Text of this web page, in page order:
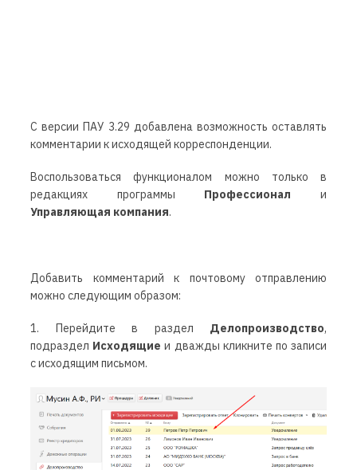
С версии ПАУ 3.29 добавлена возможность оставлять
комментарии к исходящей корреспонденции.
Воспользоваться функционалом можно только в
редакциях программы Профессионал и
Управляющая компания.
Добавить комментарий к почтовому отправлению
можно следующим образом:
1. Перейдите в раздел Делопроизводство,
подраздел Исходящие и дважды кликните по записи
с исходящим письмом.